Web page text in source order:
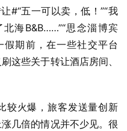
#“五一可以卖，低！”“我
海B&B……”“思念淄博宾
期前，在一些社交平台
这些关于转让酒店房间、
较火爆，旅客发送量创新
几倍的情况并不少见。很